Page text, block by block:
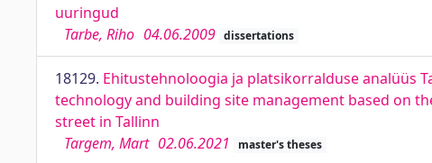
uuringud
Tarbe, Riho 04.06.2009 dissertations
18129. Ehitustehnoloogia ja platsikorralduse analüüs
technology and building site management based on
street in Tallinn
Targem, Mart 02.06.2021 master's theses